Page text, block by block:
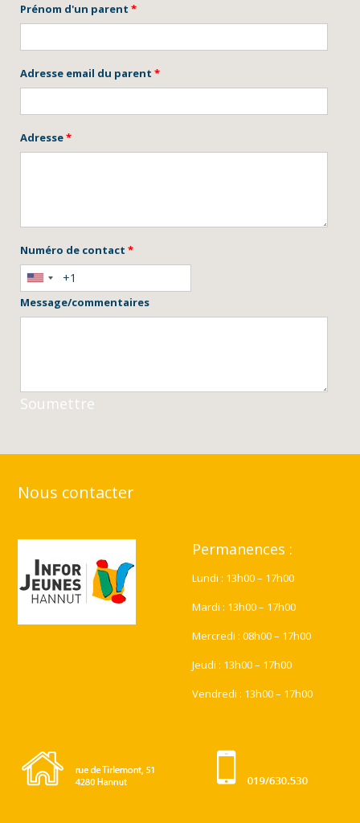
Prénom d'un parent *
Adresse email du parent *
Adresse*
Numéro de contact *
Message/commentaires
Nous contacter
Permanences :
Lundi : 13h00 – 17h00
Mardi : 13h00 – 17h00
Mercredi : 08h00 – 17h00
Jeudi : 13h00 – 17h00
Vendredi : 13h00 – 17h00